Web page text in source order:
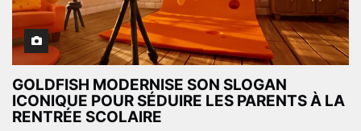
GOLDFISH MODERNISE SON SLOGAN
ICONIQUE POUR SÉDUIRE LES PARENTS À LA
RENTRÉE SCOLAIRE